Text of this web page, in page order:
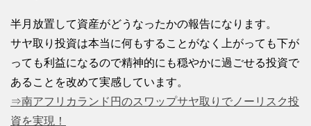
半月放置して資産がどうなったかの報告になります。
サヤ取り投資は本当に何もすることがなく上がっても下が
っても利益になるので精神的にも穏やかに過ごせる投資で
あることを改めて実感しています。
⇒南アフリカランド円のスワップサヤ取りでノーリスク投
資を実現！